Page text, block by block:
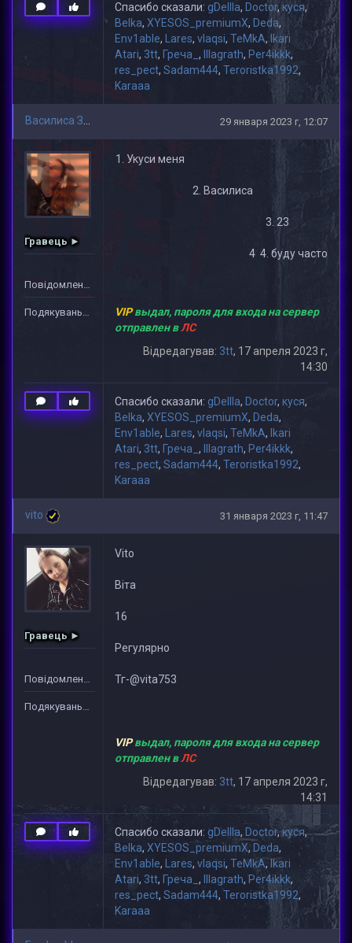
Спасибо сказали: gDeIIIa, Doctor,куся,
Belka, XYESOS_premiumX, Deda,
Env1able, Lares, vlaqsi, TeMkA, Ikari
Atari, 3tt, Греча_ , lllagrath, Per4ikkk,
res_pect, Sadam444, Teroristka1992,
Karaaa
Василиса Зимоздра 29 января 2023 г, 12:07
Гравець ►
Повідомлень: 1
Подякувань: 19
Укуси меня
2. Василиса
3. 23
4 4. буду часто
VIP выдал, пароля для входа на сервер
отправлен вЛС
Відредагував: 3tt, 17 апреля 2023 г,
14:30
Спасибо сказали: gDeIIIa, Doctor, куся,
Belka, XYESOS_premiumX, Deda,
Env1able, Lares, vlaqsi, TeMkA, Ikari
Atari, 3tt, Греча_ , lllagrath, Per4ikkk,
res_pect, Sadam444, Teroristka1992,
Karaaa
vito 31 января 2023 г, 11:47
Гравець ►
Повідомлень: 2
Подякувань: 35
Vito
Віта
16
Регулярно
Тг-@vita753
VIP выдал, пароля для входа на сервер
отправлен вЛС
Відредагував: 3tt, 17 апреля 2023 г,
14:31
Спасибо сказали: gDeIIIa, Doctor,куся,
Belka, XYESOS_premiumX, Deda,
Env1able, Lares, vlaqsi, TeMkA, Ikari
Atari, 3tt, Греча_ , lllagrath, Per4ikkk,
res_pect, Sadam444, Teroristka1992,
Karaaa